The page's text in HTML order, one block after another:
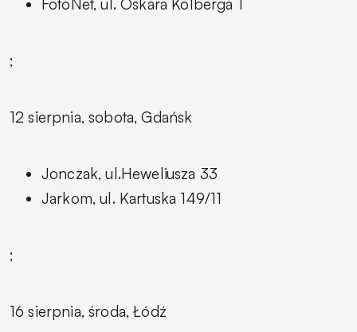
;
12 sierpnia, sobota, Gdańsk
Jonczak, ul.Heweliusza 33
Jarkom, ul. Kartuska 149/11
;
16 sierpnia, środa, Łódź